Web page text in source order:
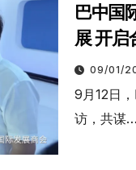
巴中国
展 开启
09/01/
9月12日
访，共谋…